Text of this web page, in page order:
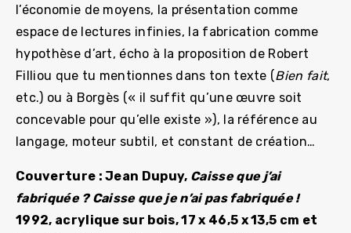
l’économie de moyens, la présentation comme
espace de lectures infinies, la fabrication comme
hypothèse d’art, écho à la proposition de Robert
Filliou que tu mentionnes dans ton texte (Bien fait,
etc.) ou à Borgès (« il suffit qu’une œuvre soit
concevable pour qu’elle existe »), la référence au
langage, moteur subtil, et constant de création…
Couverture : Jean Dupuy, Caisse que j’ai
fabriquée ? Caisse que je n’ai pas fabriquée !
1992, acrylique sur bois, 17 x 46,5 x 13,5 cm et